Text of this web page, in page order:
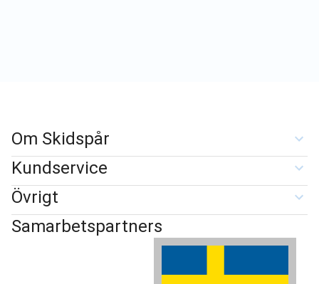
Om Skidspår
Kundservice
Övrigt
Samarbetspartners